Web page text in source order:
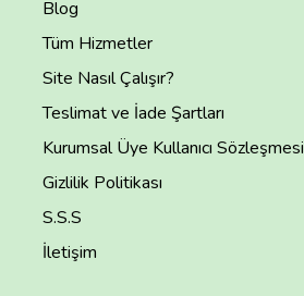
Blog
Tüm Hizmetler
Site Nasıl Çalışır?
Teslimat ve İade Şartları
Kurumsal Üye Kullanıcı Sözleşmesi
Gizlilik Politikası
S.S.S
İletişim